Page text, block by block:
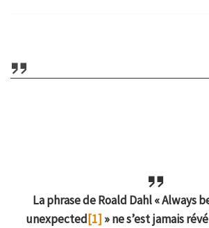
La phrase de Roald Dahl « Always
unexpected[1] » ne s’est jamais